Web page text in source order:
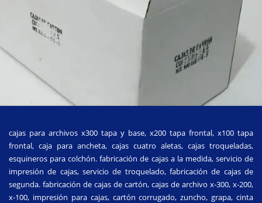
cajas para archivos x300 tapa y base, x200 tapa frontal, x100 tapa
frontal, caja para ancheta, cajas cuatro aletas, cajas troqueladas,
esquineros para colchón. fabricación de cajas a la medida, servicio de
impresión de cajas, servicio de troquelado, fabricación de cajas de
segunda. fabricación de cajas de cartón, cajas de archivo x-300, x-200,
x-100, impresión para cajas, cartón corrugado, zuncho, grapa, cinta